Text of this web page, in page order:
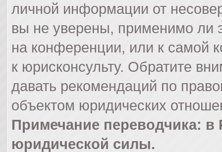
личной информации от
вы не уверены, применимо ли
на конференции, или к самой
к юрисконсульту. Обратите
давать рекомендаций по
объектом юридических
Примечание переводчика: в
юридической силы.